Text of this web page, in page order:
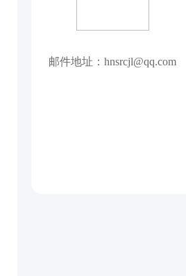
邮件地址：hnsrcjl@qq.com